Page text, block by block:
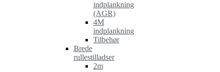
indplankning
(AGR)
4M
indplankning
Tilbehør
Brede
rullestilladser
2m